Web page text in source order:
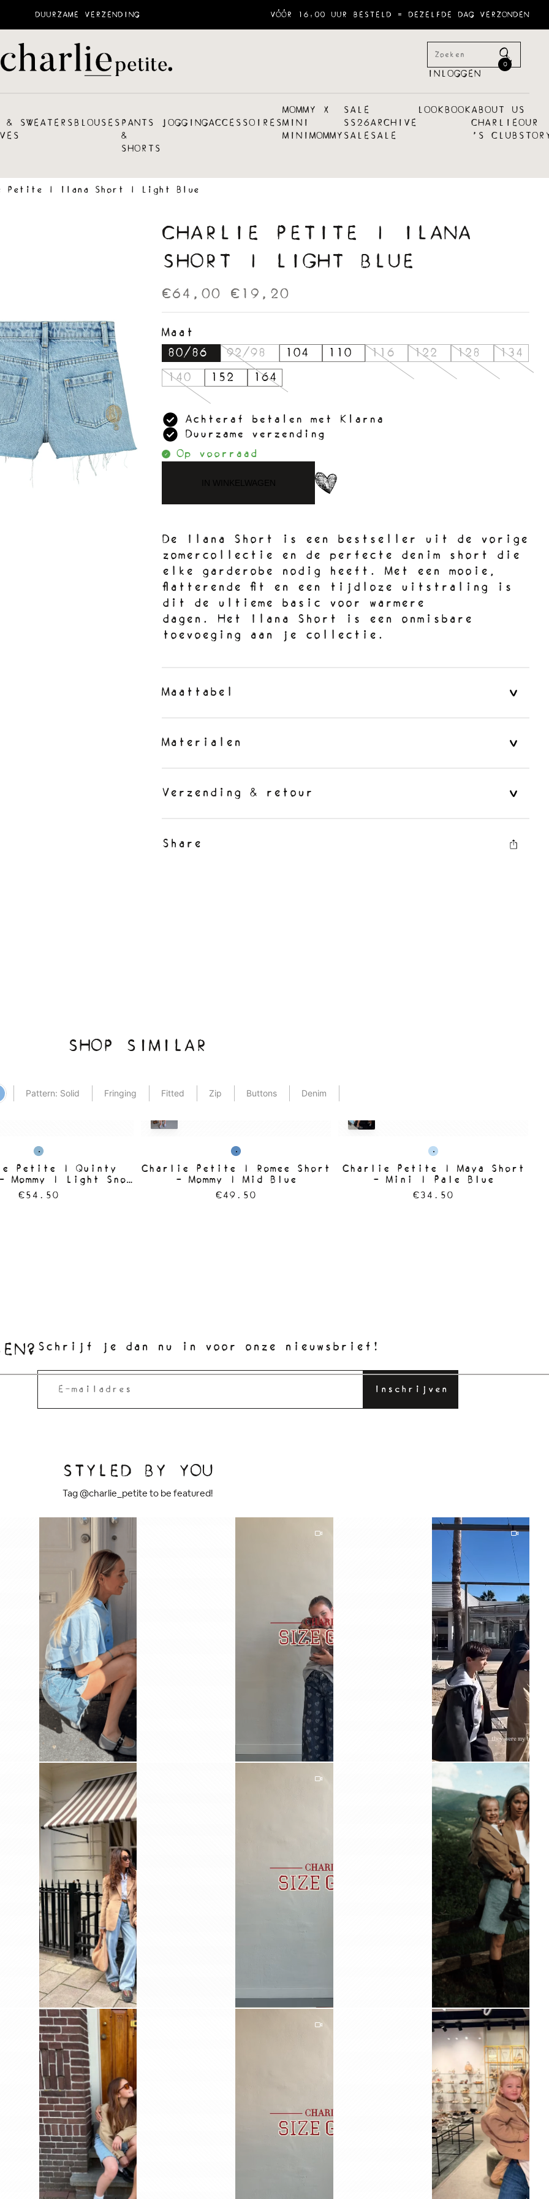
DUURZAME VERZENDING VÓÓR 16:00 UUR BESTELD = DEZELFDE DAG VERZONDEN
INLOGGEN
0
&
SWEATERSBLOUSESPANTS
&
SHORTS
JOGGINGACCESSOIRES
MOMMY X
MINI
MINIMOMMY
SALE
SS26
SALE
ARCHIVE
SALE
LOOKBOOKABOUT US
CHARLIE
´S CLUB
OUR
Petite | Ilana Short | Light Blue
CHARLIE PETITE | ILANA
SHORT | LIGHT BLUE
€64,00 €19,20
Maat
80/86
92/98 104 110 116 122 128
134
140
152 164
Achteraf betalen met Klarna
Duurzame verzending
Op voorraad
IN WINKELWAGEN
De Ilana Short is een bestseller uit de vorige
zomercollectie en de perfecte denim short die
elke garderobe nodig heeft. Met een mooie,
flatterende fit en een tijdloze uitstraling is
dit de ultieme basic voor warmere
dagen. Het Ilana Short is een onmisbare
toevoeging aan je collectie.
Maattabel
Materialen
Verzending & retour
Share
SHOP SIMILAR
Pattern: Solid Fringing Fitted Zip Buttons Denim
Petite | Quinty
Mommy | Light Snow
Wash
€54.50
Charlie Petite | Romee Short
- Mommy | Mid Blue
€49.50
Charlie Petite | Maya Short
- Mini | Pale Blue
€34.50
Schrijf je dan nu in voor onze nieuwsbrief!
STYLED BY YOU
Tag @charlie_petite to be featured!